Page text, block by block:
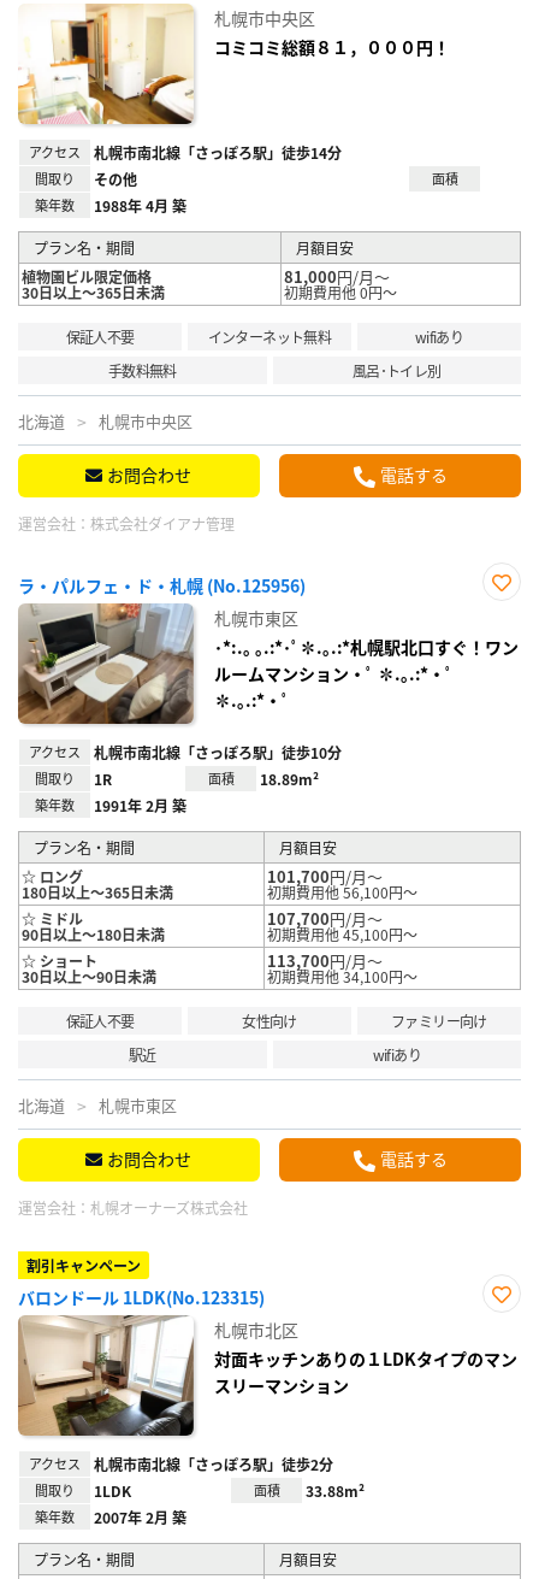
札幌市中央区
コミコミ総額８１，０００円！
アクセス 札幌市南北線「さっぽろ駅」徒歩14分
間取り その他
面積
築年数
1988年 4月 築
プラン名・期間
月額目安
植物園ビル限定価格
30日以上～365日未満
81,000円/月～
初期費用他 0円～
保証人不要 インターネット無料
wifiあり
手数料無料
風呂･トイレ別
北海道 札幌市中央区
お問合わせ 電話する
運営会社： 株式会社ダイアナ管理
ラ・パルフェ・ド・札幌 (No.125956)
り登
録
札幌市東区
･*:.｡ ｡.:*･ﾟ✽.｡.:*札幌駅北口すぐ！ワン
ルームマンション・ﾟ ✽.｡.:*・ﾟ
✽.｡.:*・ﾟ
アクセス 札幌市南北線「さっぽろ駅」徒歩10分
間取り 1R 面積 18.89m²
築年数 1991年 2月 築
プラン名・期間
月額目安
☆ ロング
180日以上～365日未満
101,700円/月～
初期費用他 56,100円～
☆ ミドル
90日以上～180日未満
107,700円/月～
初期費用他 45,100円～
☆ ショート
30日以上～90日未満
113,700円/月～
初期費用他 34,100円～
保証人不要 女性向け
ファミリー向け
駅近
wifiあり
北海道 札幌市東区
お問合わせ 電話する
運営会社： 札幌オーナーズ株式会社
割引キャンペーン
バロンドール 1LDK(No.123315)
り登
録
札幌市北区
対面キッチンありの１LDKタイプのマン
スリーマンション
アクセス 札幌市南北線「さっぽろ駅」徒歩2分
間取り 1LDK 面積 33.88m²
築年数 2007年 2月 築
プラン名・期間
月額目安